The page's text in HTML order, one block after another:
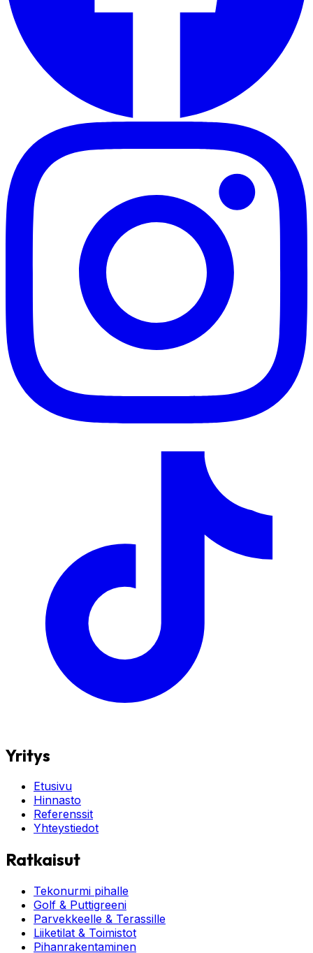
Yritys
Etusivu
Hinnasto
Referenssit
Yhteystiedot
Ratkaisut
Tekonurmi pihalle
Golf & Puttigreeni
Parvekkeelle & Terassille
Liiketilat & Toimistot
Pihanrakentaminen